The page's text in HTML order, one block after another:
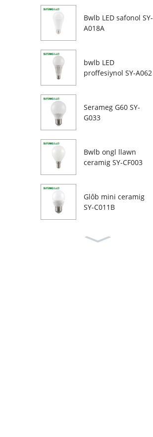
Bwlb LED safonol SY-
A018A
bwlb LED
proffesiynol SY-A062
Serameg G60 SY-
G033
Bwlb ongl llawn
ceramig SY-CF003
Glôb mini ceramig
SY-C011B